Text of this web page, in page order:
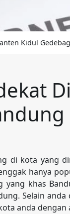
Kidul
Di
di kota yang
hanya
khas
Selain anda
anda dengan